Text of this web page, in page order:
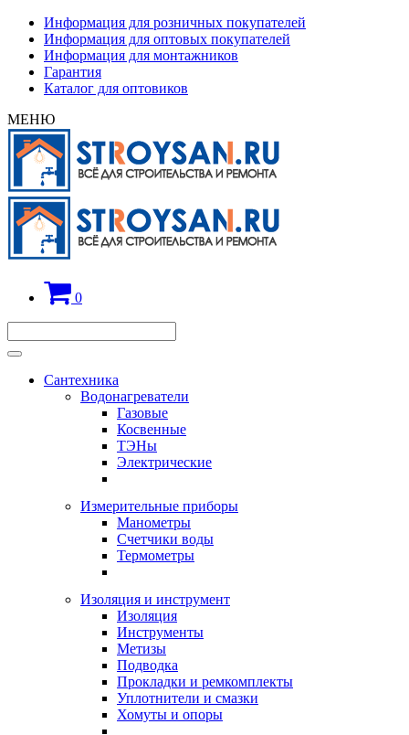
Информация для розничных покупателей
Информация для оптовых покупателей
Информация для монтажников
Гарантия
Каталог для оптовиков
МЕНЮ
0
Сантехника
Водонагреватели
Газовые
Косвенные
ТЭНы
Электрические
Измерительные приборы
Манометры
Счетчики воды
Термометры
Изоляция и инструмент
Изоляция
Инструменты
Метизы
Подводка
Прокладки и ремкомплекты
Уплотнители и смазки
Хомуты и опоры